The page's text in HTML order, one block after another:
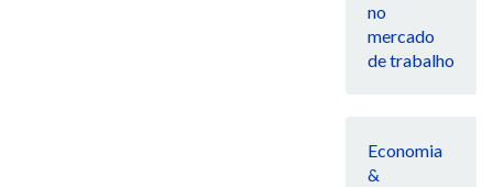
no
mercado
de trabalho
Economia
&